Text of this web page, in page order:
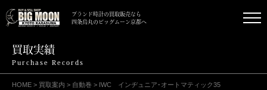
ブランド時計の買取販売なら
四条烏丸のビッグムーン京都へ
買取実績
Purchase Records
HOME > 買取案内 > 自動巻 > IWC インヂュニア･オートマティック35